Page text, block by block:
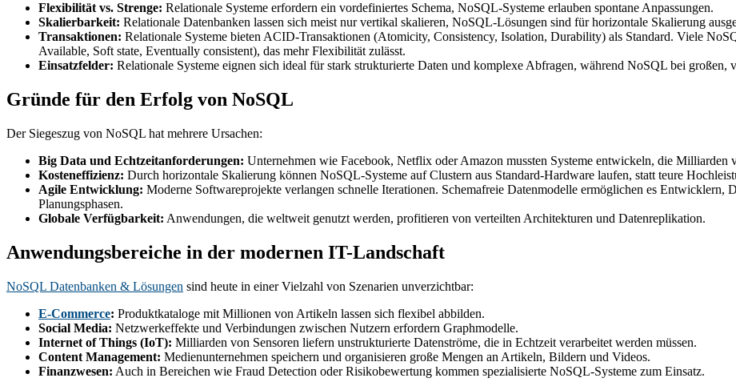
Flexibilität vs. Strenge: Relationale Systeme erfordern ein vordefiniertes Schema, NoSQL-Systeme erlauben spontane Anpassungen.
Skalierbarkeit: Relationale Datenbanken lassen sich meist nur vertikal skalieren, NoSQL-Lösungen sind für horizontale Skalierung
Transaktionen: Relationale Systeme bieten ACID-Transaktionen (Atomicity, Consistency, Isolation, Durability) als Standard. Viele
Available, Soft state, Eventually consistent), das mehr Flexibilität zulässt.
Einsatzfelder: Relationale Systeme eignen sich ideal für stark strukturierte Daten und komplexe Abfragen, während NoSQL bei großen,
Gründe für den Erfolg von NoSQL
Der Siegeszug von NoSQL hat mehrere Ursachen:
Big Data und Echtzeitanforderungen: Unternehmen wie Facebook, Netflix oder Amazon mussten Systeme entwickeln, die Milliarden
Kosteneffizienz: Durch horizontale Skalierung können NoSQL-Systeme auf Clustern aus Standard-Hardware laufen, statt teure
Agile Entwicklung: Moderne Softwareprojekte verlangen schnelle Iterationen. Schemafreie Datenmodelle ermöglichen es Entwicklern,
Planungsphasen.
Globale Verfügbarkeit: Anwendungen, die weltweit genutzt werden, profitieren von verteilten Architekturen und Datenreplikation.
Anwendungsbereiche in der modernen IT-Landschaft
NoSQL Datenbanken & Lösungen sind heute in einer Vielzahl von Szenarien unverzichtbar:
E-Commerce: Produktkataloge mit Millionen von Artikeln lassen sich flexibel abbilden.
Social Media: Netzwerkeffekte und Verbindungen zwischen Nutzern erfordern Graphmodelle.
Internet of Things (IoT): Milliarden von Sensoren liefern unstrukturierte Datenströme, die in Echtzeit verarbeitet werden müssen.
Content Management: Medienunternehmen speichern und organisieren große Mengen an Artikeln, Bildern und Videos.
Finanzwesen: Auch in Bereichen wie Fraud Detection oder Risikobewertung kommen spezialisierte NoSQL-Systeme zum Einsatz.